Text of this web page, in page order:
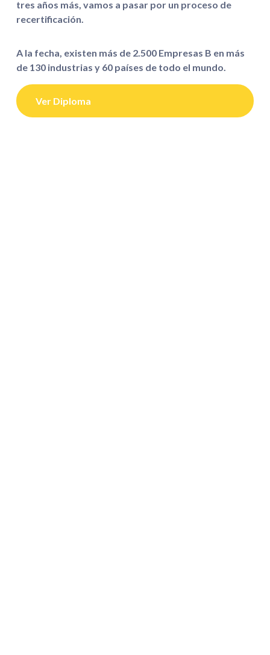
tres años más, vamos a pasar por un proceso de
recertificación.
A la fecha, existen más de 2.500 Empresas B en más
de 130 industrias y 60 países de todo el mundo.
Ver Diploma